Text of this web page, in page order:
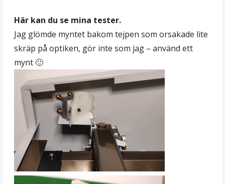
Här kan du se mina tester.
Jag glömde myntet bakom tejpen som orsakade lite
skräp på optiken, gör inte som jag – använd ett
mynt 🙂